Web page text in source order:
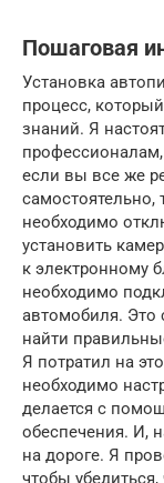
Пошаговая
Установка
процесс,
знаний. Я
если вы все же
самостоятельно,
необходимо
установить
к электронному
необходимо
автомобиля. Это
найти
Я потратил на
необходимо
делается с
обеспечения. И,
на дороге. Я
чтобы